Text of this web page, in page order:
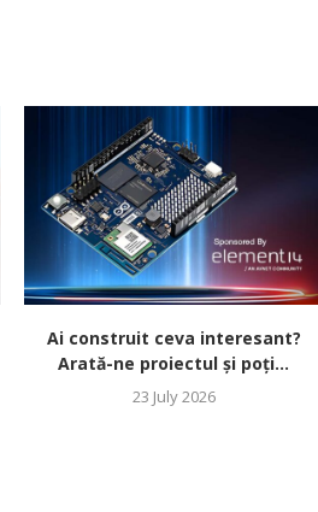
Ai construit ceva interesant?
Arată-ne proiectul și poți...
23 July 2026